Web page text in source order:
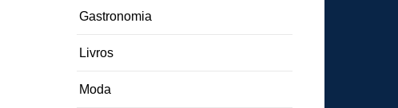
Gastronomia
Livros
Moda